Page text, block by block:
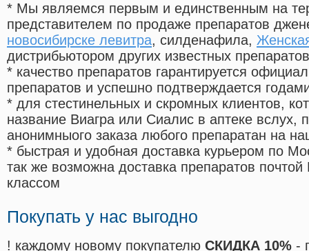
* Мы являемся первым и единственным на
представителем по продаже препаратов
новосибирске левитра, силденафила,
дистрибьютором других известных препаратов
* качество препаратов гарантируется
препаратов и успешно подтверждается
* для стестинельных и скромных клиентов,
название Виагра или Сиалис в аптеке вслух,
анонимныого заказа любого препаратан на
* быстрая и удобная доставка курьером по
так же возможна доставка препаратов
классом
Покупать у нас выгодно
! каждому новому покупателю СКИДКА 10% -